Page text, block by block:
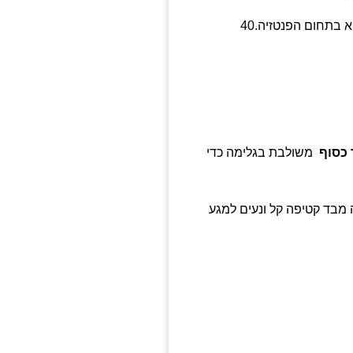
בתחום הפנטזיה.40
כסוף משולבת בגלימה כדי
מבד קטיפה קל ונעים למגע